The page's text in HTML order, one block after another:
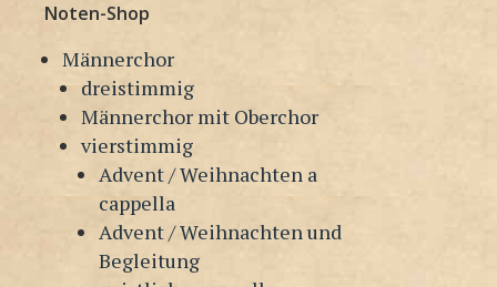
Inhalt
springen
Noten-Shop
Männerchor
dreistimmig
Männerchor mit Oberchor
vierstimmig
Advent / Weihnachten a
cappella
Advent / Weihnachten und
Begleitung